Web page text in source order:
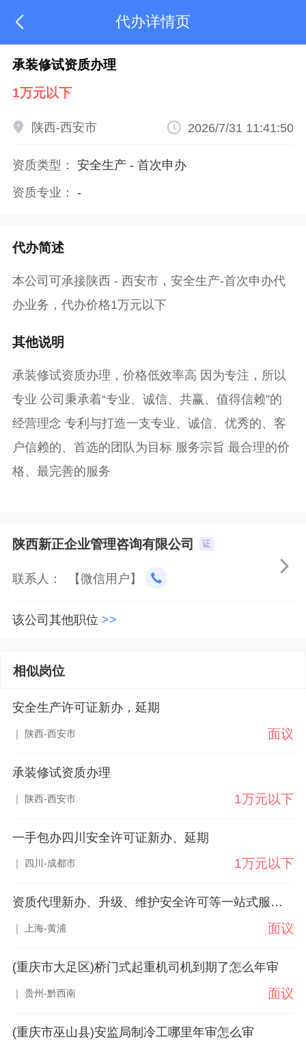
 代办详情页
承装修试资质办理
1万元以下
 陕西-西安市  2026/7/31 11:41:50
资质类型： 安全生产- 首次申办
资质专业： -
代办简述
本公司可承接陕西 - 西安市，安全生产-首次申办代
办业务，代办价格1万元以下
其他说明
承装修试资质办理，价格低效率高 因为专注，所以
专业 公司秉承着“专业、诚信、共赢、值得信赖”的
经营理念 专利与打造一支专业、诚信、优秀的、客
户信赖的、首选的团队为目标 服务宗旨 最合理的价
格、最完善的服务
陕西新正企业管理咨询有限公司 证

联系人： 【微信用户】
该公司其他职位 >>
相似岗位
安全生产许可证新办，延期
｜ 陕西-西安市 面议
承装修试资质办理
｜ 陕西-西安市 1万元以下
一手包办四川安全许可证新办、延期
｜ 四川-成都市 1万元以下
资质代理新办、升级、维护安全许可等一站式服务。
｜ 上海-黄浦 面议
(重庆市大足区)桥门式起重机司机到期了怎么年审
｜ 贵州-黔西南 面议
(重庆市巫山县)安监局制冷工哪里年审怎么审